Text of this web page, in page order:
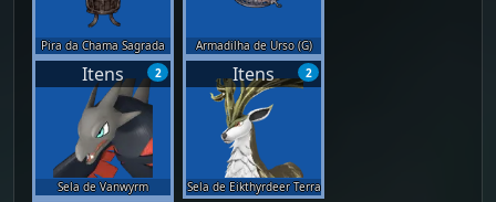
Pira da Chama Sagrada
Armadilha de Urso (G)
2
Itens
Sela de Vanwyrm
2
Itens
Sela de Eikthyrdeer Terra